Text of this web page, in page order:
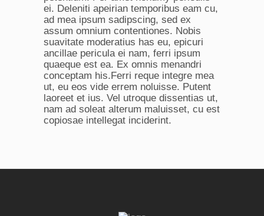
ei. Deleniti apeirian temporibus eam cu,
ad mea ipsum sadipscing, sed ex
assum omnium contentiones. Nobis
suavitate moderatius has eu, epicuri
ancillae pericula ei nam, ferri ipsum
quaeque est ea. Ex omnis menandri
conceptam his.Ferri reque integre mea
ut, eu eos vide errem noluisse. Putent
laoreet et ius. Vel utroque dissentias ut,
nam ad soleat alterum maluisset, cu est
copiosae intellegat inciderint.